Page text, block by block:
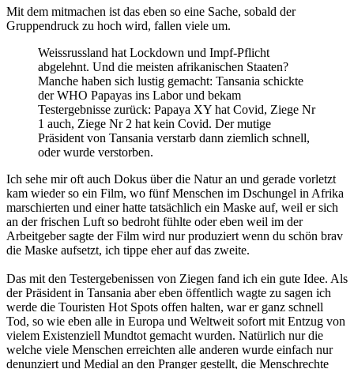
Mit dem mitmachen ist das eben so eine Sache, sobald der
Gruppendruck zu hoch wird, fallen viele um.
Weissrussland hat Lockdown und Impf-Pflicht
abgelehnt. Und die meisten afrikanischen Staaten?
Manche haben sich lustig gemacht: Tansania schickte
der WHO Papayas ins Labor und bekam
Testergebnisse zurück: Papaya XY hat Covid, Ziege Nr
1 auch, Ziege Nr 2 hat kein Covid. Der mutige
Präsident von Tansania verstarb dann ziemlich schnell,
oder wurde verstorben.
Ich sehe mir oft auch Dokus über die Natur an und gerade vorletzt
kam wieder so ein Film, wo fünf Menschen im Dschungel in Afrika
marschierten und einer hatte tatsächlich ein Maske auf, weil er sich
an der frischen Luft so bedroht fühlte oder eben weil im der
Arbeitgeber sagte der Film wird nur produziert wenn du schön brav
die Maske aufsetzt, ich tippe eher auf das zweite.
Das mit den Testergebenissen von Ziegen fand ich ein gute Idee. Als
der Präsident in Tansania aber eben öffentlich wagte zu sagen ich
werde die Touristen Hot Spots offen halten, war er ganz schnell
Tod, so wie eben alle in Europa und Weltweit sofort mit Entzug von
vielem Existenziell Mundtot gemacht wurden. Natürlich nur die
welche viele Menschen erreichten alle anderen wurde einfach nur
denunziert und Medial an den Pranger gestellt, die Menschrechte